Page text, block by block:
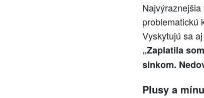
problematickú
Vyskytujú sa
„Zaplatila
slnkom.
Plusy a